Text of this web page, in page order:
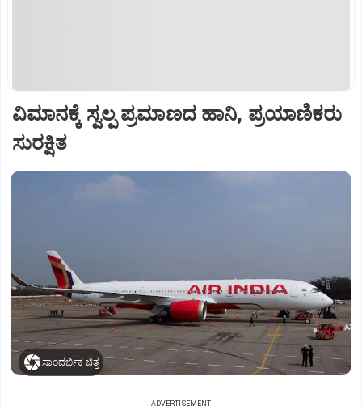
ವಿಮಾನಕ್ಕೆ ಸ್ವಲ್ಪ ಪ್ರಮಾಣದ ಹಾನಿ, ಪ್ರಯಾಣಿಕರು
ಸುರಕ್ಷಿತ
ಸಾಂದರ್ಭಿಕ ಚಿತ್ರ
ADVERTISEMENT